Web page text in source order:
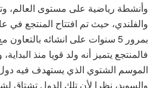
وأنشطة رياضية على مستوى العالم،
بمرور 5 سنوات على انشائه
فالمنتجع يتميز أنه ولد قويا منذ
الموسم الشتوي الذي يستهدف فيه دول
والسويد، نظرا لأن تلك الدول تشتاق